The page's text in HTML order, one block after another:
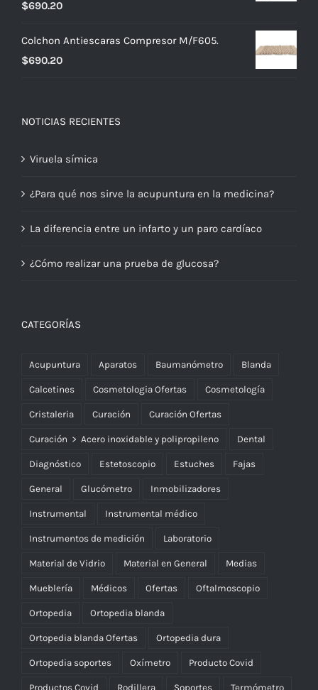
$690.20
Colchon Antiescaras Compresor M/F605.
$690.20
NOTICIAS RECIENTES
Viruela símica
¿Para qué nos sirve la acupuntura en la medicina?
La diferencia entre un infarto y un paro cardíaco
¿Cómo realizar una prueba de glucosa?
CATEGORÍAS
Acupuntura Aparatos Baumanómetro Blanda
Calcetines Cosmetologia Ofertas Cosmetología
Cristaleria Curación Curación Ofertas
Curación > Acero inoxidable y polipropileno Dental
Diagnóstico Estetoscopio Estuches Fajas
General Glucómetro Inmobilizadores
Instrumental Instrumental médico
Instrumentos de medición Laboratorio
Material de Vidrio Material en General Medias
Mueblería Médicos Ofertas Oftalmoscopio
Ortopedia Ortopedia blanda
Ortopedia blanda Ofertas Ortopedia dura
Ortopedia soportes Oxímetro Producto Covid
Productos Covid Rodillera Soportes Termómetro